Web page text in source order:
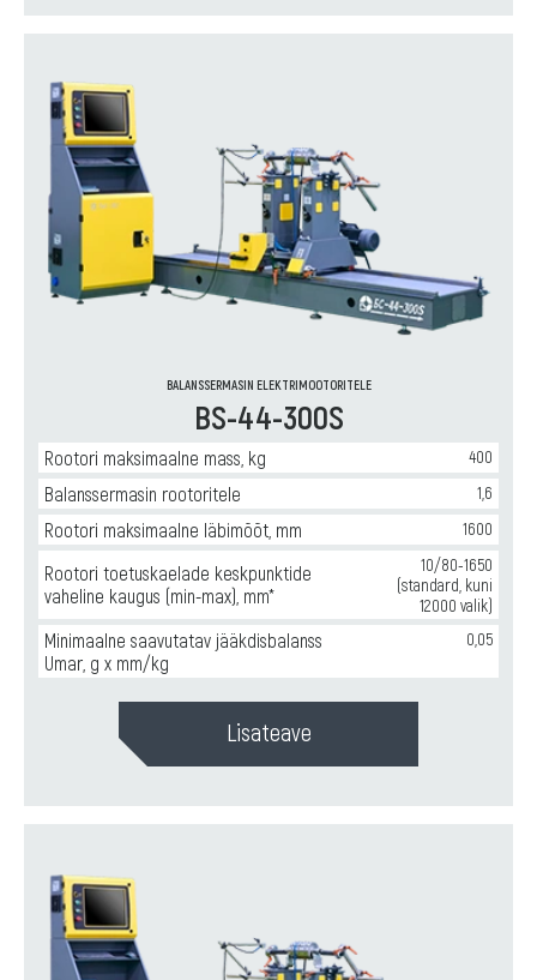
BALANSSERMASIN ELEKTRIMOOTORITELE
BS-44-300S
Rootori maksimaalne mass, kg 400
Balanssermasin rootoritele 1,6
Rootori maksimaalne läbimõõt, mm 1600
Rootori toetuskaelade keskpunktide
vaheline kaugus (min-max), mm*
10/80-1650
(standard, kuni
12000 valik)
Minimaalne saavutatav jääkdisbalanss
Umar, g x mm/kg
0,05
Lisateave